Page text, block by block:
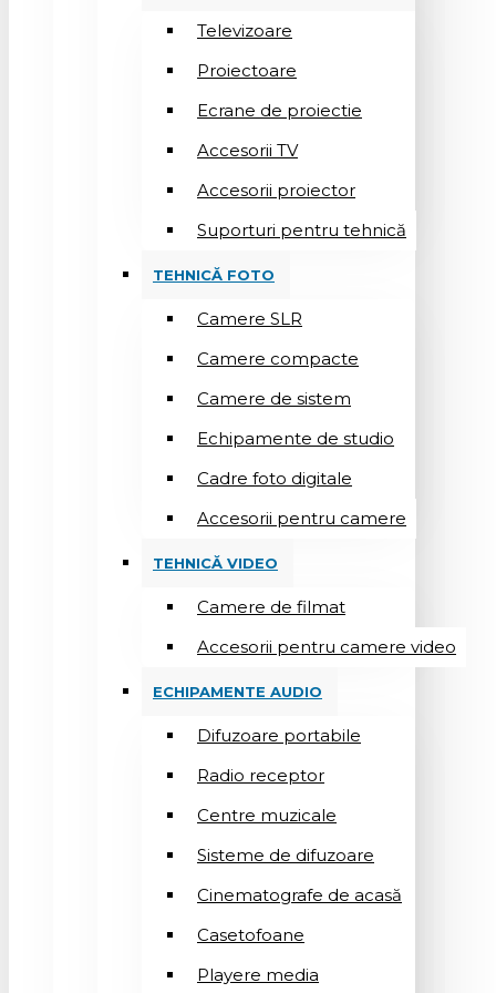
Televizoare
Proiectoare
Ecrane de proiectie
Accesorii TV
Accesorii proiector
Suporturi pentru tehnică
TEHNICĂ FOTO
Camere SLR
Camere compacte
Camere de sistem
Echipamente de studio
Cadre foto digitale
Accesorii pentru camere
TEHNICĂ VIDEO
Camere de filmat
Accesorii pentru camere video
ECHIPAMENTE AUDIO
Difuzoare portabile
Radio receptor
Centre muzicale
Sisteme de difuzoare
Cinematografe de acasă
Casetofoane
Playere media